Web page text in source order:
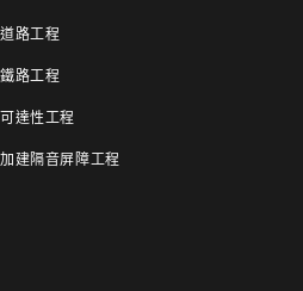
道路工程
鐵路工程
可達性工程
加建隔音屏障工程